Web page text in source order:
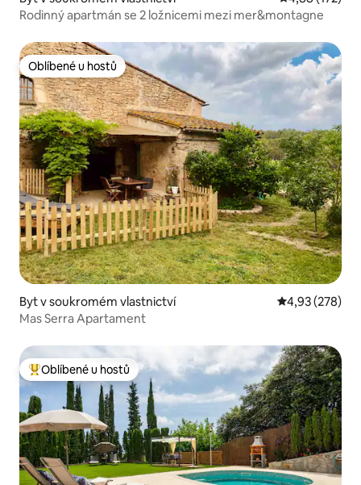
Rodinný apartmán se 2 ložnicemi mezi mer&montagne
Oblíbené u hostů
Oblíbené u hostů
Byt v soukromém vlastnictví Průměrné
4,93 (278)
Mas Serra Apartament
Nejlepší v kategorii Oblíbené u hostů
Oblíbené u hostů